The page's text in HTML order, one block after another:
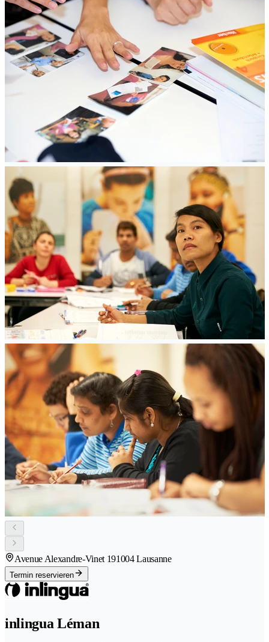
Avenue Alexandre-Vinet 191004 Lausanne
Termin reservieren
inlingua Léman